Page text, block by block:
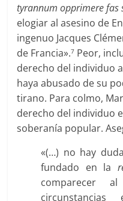
tyrannum opprimere fas
elogiar al asesino de
ingenuo Jacques
de Francia».7 Peor,
derecho del individuo
haya abusado de su
tirano. Para colmo,
derecho del individuo
soberanía popular.
«(…) no hay
fundado en la
comparecer